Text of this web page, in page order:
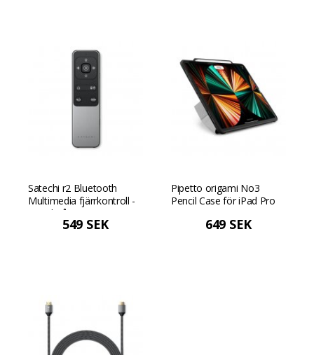
Satechi r2 Bluetooth
Multimedia fjärrkontroll -
Rymdgrå
549 SEK
Pipetto origami No3
Pencil Case för iPad Pro
649 SEK